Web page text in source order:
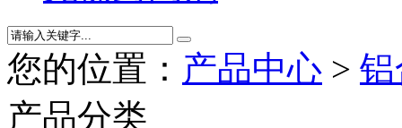
您的位置： 产品中心 >
产品分类